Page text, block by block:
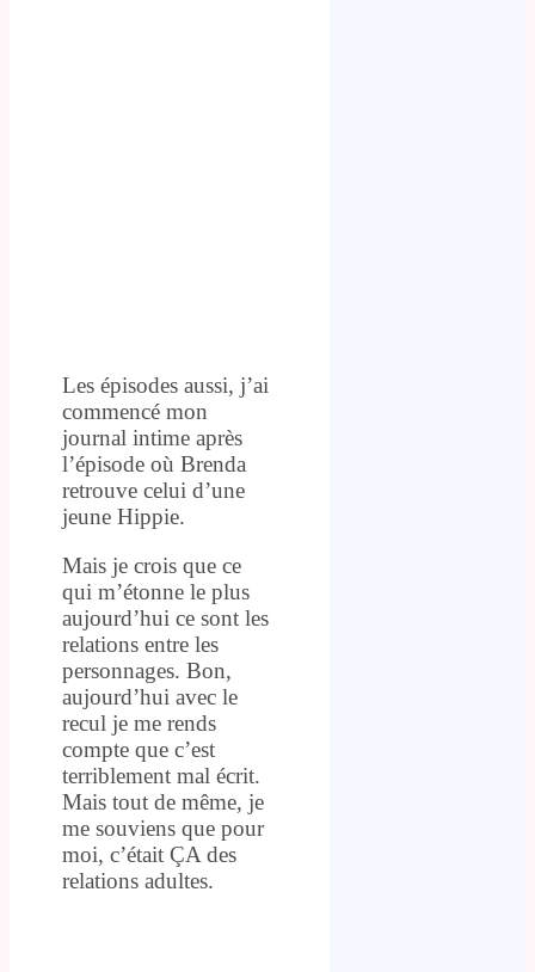
Les épisodes aussi, j’ai
commencé mon
journal intime après
l’épisode où Brenda
retrouve celui d’une
jeune Hippie.
Mais je crois que ce
qui m’étonne le plus
aujourd’hui ce sont les
relations entre les
personnages. Bon,
aujourd’hui avec le
recul je me rends
compte que c’est
terriblement mal écrit.
Mais tout de même, je
me souviens que pour
moi, c’était ÇA des
relations adultes.